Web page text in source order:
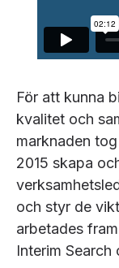
För att kunna
kvalitet och
marknaden
2015 skapa
och styr de
arbetades
Interim Search